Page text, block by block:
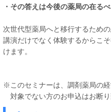
・その答えは今後の薬局の在る
次世代型薬局へと移行するため
講演だけでなく体験するからこ
けます。
※このセミナーは、調剤薬局の
対象でない方のお申込はお断